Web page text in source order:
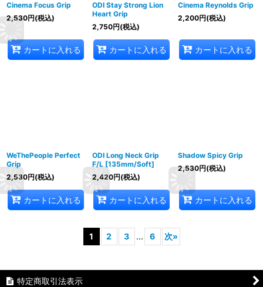
Cinema Focus Grip
2,530円(税込)
カートに入れる
ODI Stay Strong Lion
Heart Grip
2,750円(税込)
カートに入れる
Cinema Reynolds Grip
2,200円(税込)
カートに入れる
WeThePeople Perfect
Grip
2,530円(税込)
カートに入れる
ODI Long Neck Grip
F/L [135mm/Soft]
2,420円(税込)
カートに入れる
Shadow Spicy Grip
2,530円(税込)
カートに入れる
1 2 3 ... 6 次»
特定商取引法表示